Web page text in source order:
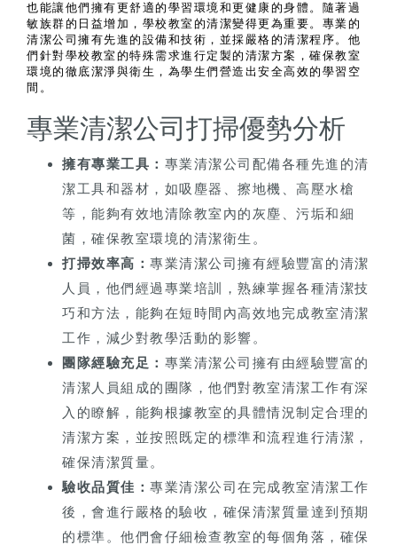
也能讓他們擁有更舒適的學習環境和更健康的身體。隨著過
敏族群的日益增加，學校教室的清潔變得更為重要。專業的
清潔公司擁有先進的設備和技術，並採嚴格的清潔程序。他
們針對學校教室的特殊需求進行定製的清潔方案，確保教室
環境的徹底潔淨與衛生，為學生們營造出安全高效的學習空
間。
專業清潔公司打掃優勢分析
擁有專業工具： 專業清潔公司配備各種先進的清
潔工具和器材，如吸塵器、擦地機、高壓水槍
等，能夠有效地清除教室內的灰塵、污垢和細
菌，確保教室環境的清潔衛生。
打掃效率高： 專業清潔公司擁有經驗豐富的清潔
人員，他們經過專業培訓，熟練掌握各種清潔技
巧和方法，能夠在短時間內高效地完成教室清潔
工作，減少對教學活動的影響。
團隊經驗充足： 專業清潔公司擁有由經驗豐富的
清潔人員組成的團隊，他們對教室清潔工作有深
入的瞭解，能夠根據教室的具體情況制定合理的
清潔方案，並按照既定的標準和流程進行清潔，
確保清潔質量。
驗收品質佳： 專業清潔公司在完成教室清潔工作
後，會進行嚴格的驗收，確保清潔質量達到預期
的標準。他們會仔細檢查教室的每個角落，確保